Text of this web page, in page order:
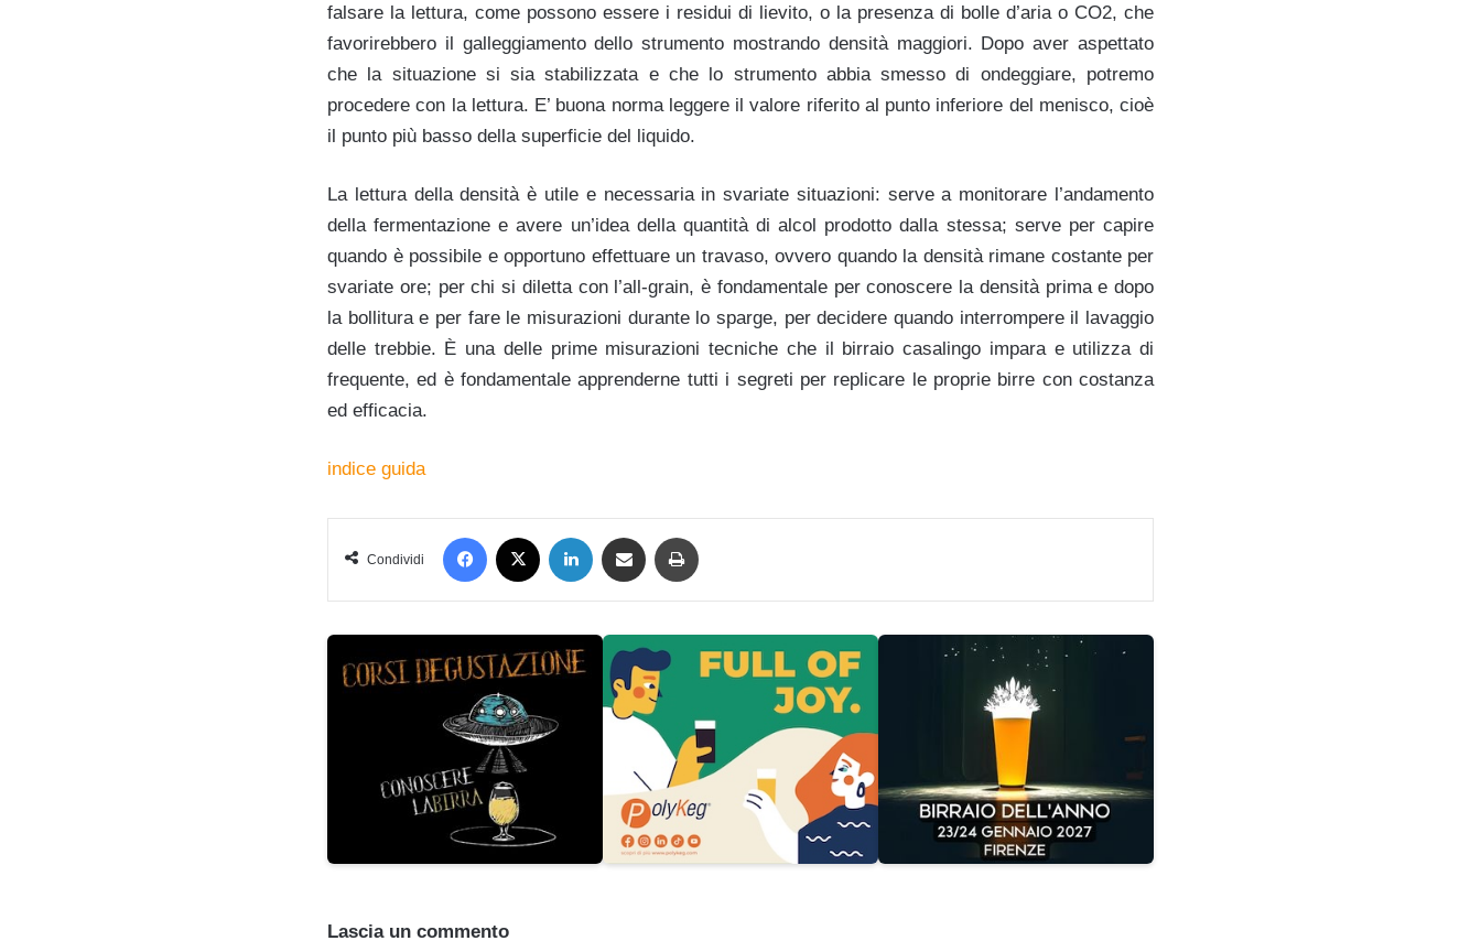
falsare la lettura, come possono essere i residui di lievito, o la presenza di bolle d’aria o CO2, che
favorirebbero il galleggiamento dello strumento mostrando densità maggiori. Dopo aver aspettato
che la situazione si sia stabilizzata e che lo strumento abbia smesso di ondeggiare, potremo
procedere con la lettura. E’ buona norma leggere il valore riferito al punto inferiore del menisco, cioè
il punto più basso della superficie del liquido.
La lettura della densità è utile e necessaria in svariate situazioni: serve a monitorare l’andamento
della fermentazione e avere un’idea della quantità di alcol prodotto dalla stessa; serve per capire
quando è possibile e opportuno effettuare un travaso, ovvero quando la densità rimane costante per
svariate ore; per chi si diletta con l’all-grain, è fondamentale per conoscere la densità prima e dopo
la bollitura e per fare le misurazioni durante lo sparge, per decidere quando interrompere il lavaggio
delle trebbie. È una delle prime misurazioni tecniche che il birraio casalingo impara e utilizza di
frequente, ed è fondamentale apprenderne tutti i segreti per replicare le proprie birre con costanza
ed efficacia.
indice guida
Condividi
Facebook LinkedIn Condividi via mail
Lascia un commento